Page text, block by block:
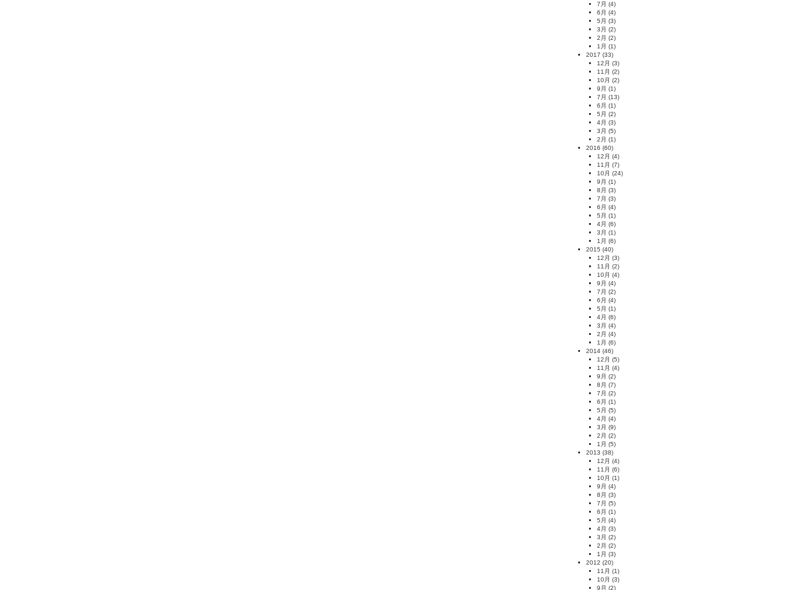
7月 (4)
6月 (4)
5月 (3)
3月 (2)
2月 (2)
1月 (1)
2017 (33)
12月 (3)
11月 (2)
10月 (2)
9月 (1)
7月 (13)
6月 (1)
5月 (2)
4月 (3)
3月 (5)
2月 (1)
2016 (60)
12月 (4)
11月 (7)
10月 (24)
9月 (1)
8月 (3)
7月 (3)
6月 (4)
5月 (1)
4月 (6)
3月 (1)
1月 (6)
2015 (40)
12月 (3)
11月 (2)
10月 (4)
9月 (4)
7月 (2)
6月 (4)
5月 (1)
4月 (6)
3月 (4)
2月 (4)
1月 (6)
2014 (46)
12月 (5)
11月 (4)
9月 (2)
8月 (7)
7月 (2)
6月 (1)
5月 (5)
4月 (4)
3月 (9)
2月 (2)
1月 (5)
2013 (38)
12月 (4)
11月 (6)
10月 (1)
9月 (4)
8月 (3)
7月 (5)
6月 (1)
5月 (4)
4月 (3)
3月 (2)
2月 (2)
1月 (3)
2012 (20)
11月 (1)
10月 (3)
9月 (2)